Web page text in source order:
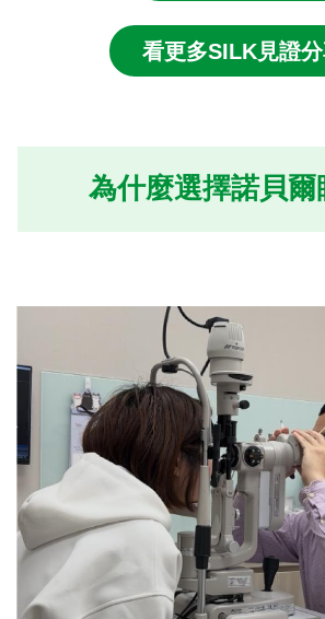
看更多SILK見證
為什麼選擇諾貝爾